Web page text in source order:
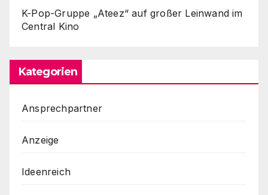
K-Pop-Gruppe „Ateez“ auf großer Leinwand im
Central Kino
Kategorien
Ansprechpartner
Anzeige
Ideenreich